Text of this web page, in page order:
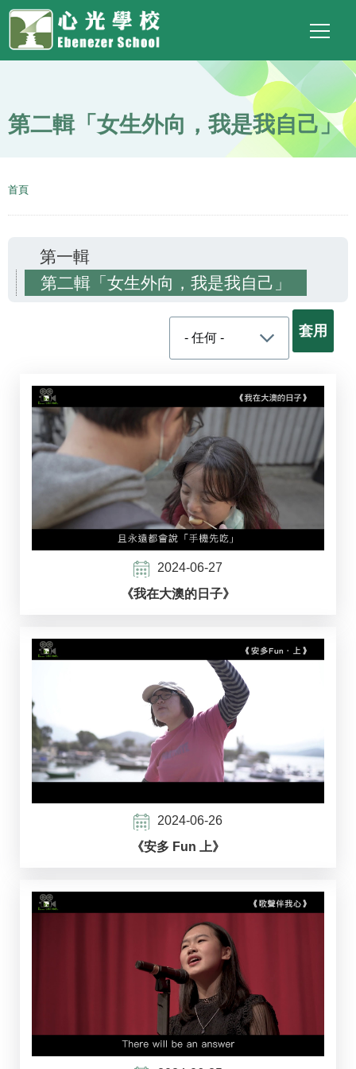
移至主內容
Top
Social
Link
Language
switcher
Main
navigation
第二輯「女生外向，我是我自己」
導
首頁
第一輯
第二輯「女生外向，我是我自己」
2024-06-27
《我在大澳的日子》
2024-06-26
《安多 Fun 上》